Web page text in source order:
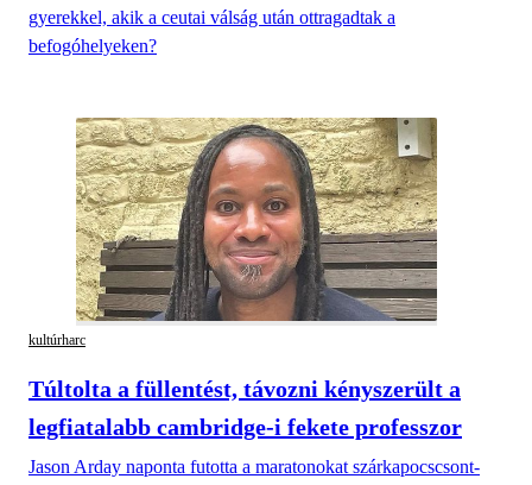
gyerekkel, akik a ceutai válság után ottragadtak a
befogóhelyeken?
kultúrharc
Túltolta a füllentést, távozni kényszerült a
legfiatalabb cambridge-i fekete professzor
Jason Arday naponta futotta a maratonokat szárkapocscsont-